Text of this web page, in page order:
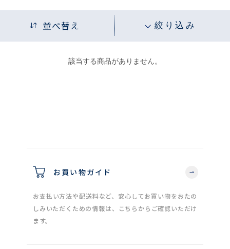
並べ替え 絞り込み
該当する商品がありません。
お買い物ガイド
お支払い方法や配送料など、安心してお買い物をおたの
しみいただくための情報は、こちらからご確認いただけ
ます。